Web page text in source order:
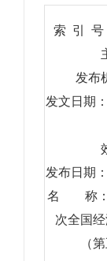
索 引 号
发布
发文日期
发布日期
名 称：
次全国
（